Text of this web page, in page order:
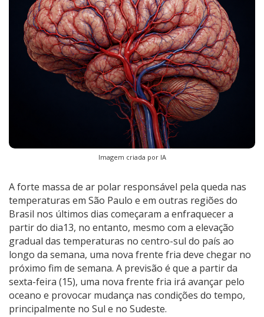
Imagem criada por IA
A forte massa de ar polar responsável pela queda nas
temperaturas em São Paulo e em outras regiões do
Brasil nos últimos dias começaram a enfraquecer a
partir do dia13, no entanto, mesmo com a elevação
gradual das temperaturas no centro-sul do país ao
longo da semana, uma nova frente fria deve chegar no
próximo fim de semana. A previsão é que a partir da
sexta-feira (15), uma nova frente fria irá avançar pelo
oceano e provocar mudança nas condições do tempo,
principalmente no Sul e no Sudeste.